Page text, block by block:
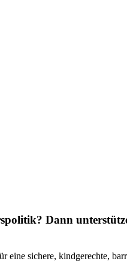
Dann
sichere, kindgerechte,